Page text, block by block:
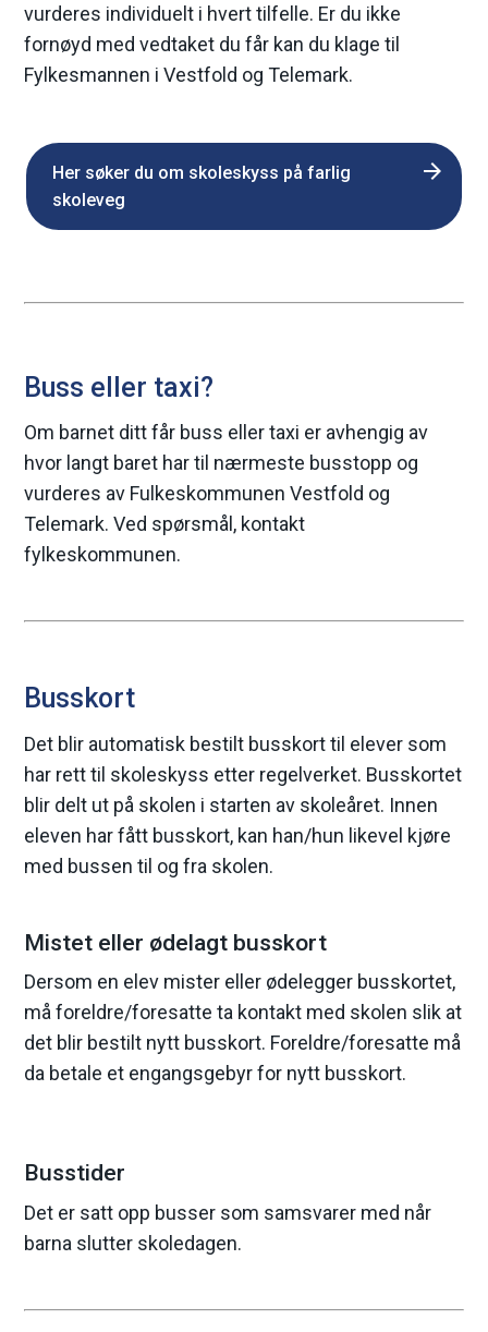
vurderes individuelt i hvert tilfelle. Er du ikke
fornøyd med vedtaket du får kan du klage til
Fylkesmannen i Vestfold og Telemark.
Her søker du om skoleskyss på farlig
skoleveg
Buss eller taxi?
Om barnet ditt får buss eller taxi er avhengig av
hvor langt baret har til nærmeste busstopp og
vurderes av Fulkeskommunen Vestfold og
Telemark. Ved spørsmål, kontakt
fylkeskommunen.
Busskort
Det blir automatisk bestilt busskort til elever som
har rett til skoleskyss etter regelverket. Busskortet
blir delt ut på skolen i starten av skoleåret. Innen
eleven har fått busskort, kan han/hun likevel kjøre
med bussen til og fra skolen.
Mistet eller ødelagt busskort
Dersom en elev mister eller ødelegger busskortet,
må foreldre/foresatte ta kontakt med skolen slik at
det blir bestilt nytt busskort. Foreldre/foresatte må
da betale et engangsgebyr for nytt busskort.
Busstider
Det er satt opp busser som samsvarer med når
barna slutter skoledagen.